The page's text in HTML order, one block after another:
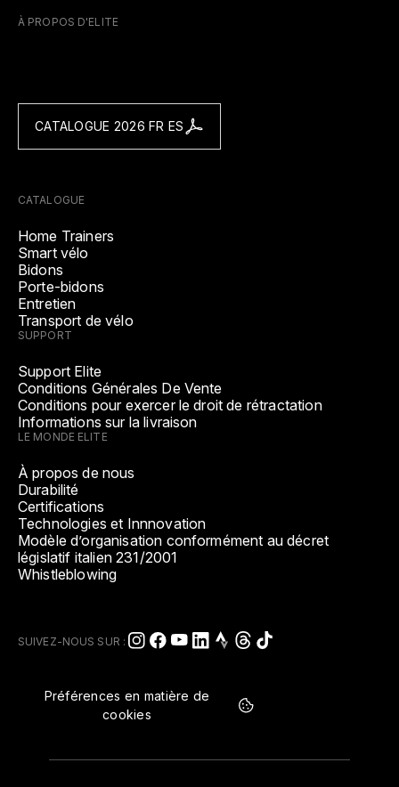
À PROPOS D'ELITE
CATALOGUE 2026 FR ES
CATALOGUE
Home Trainers
Smart vélo
Bidons
Porte-bidons
Entretien
Transport de vélo
SUPPORT
Support Elite
Conditions Générales De Vente
Conditions pour exercer le droit de rétractation
Informations sur la livraison
LE MONDE ELITE
À propos de nous
Durabilité
Certifications
Technologies et Innnovation
Modèle d’organisation conformément au décret
législatif italien 231/2001
Whistleblowing
SUIVEZ-NOUS SUR :
Préférences en matière de
cookies